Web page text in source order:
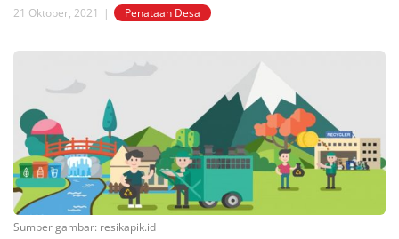
21 Oktober, 2021 | Penataan Desa
View
Sumber gambar: resikapik.id